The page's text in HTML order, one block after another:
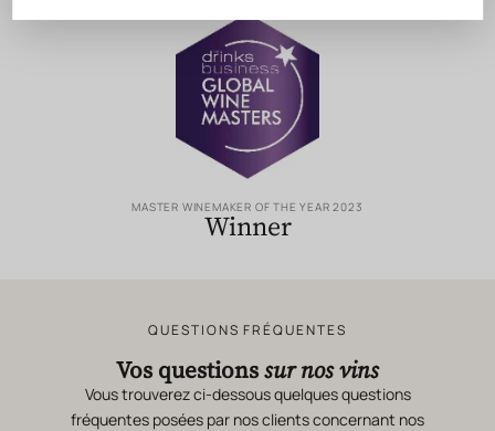
MASTER WINEMAKER OF THE YEAR 2023
Winner
QUESTIONS FRÉQUENTES
Vos questionssur nos vins
Vous trouverez ci-dessous quelques questions
fréquentes posées par nos clients concernant nos